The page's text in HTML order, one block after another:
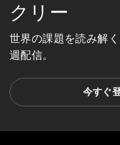
クリー
世界の課題を読み解
週配信。
今すぐ